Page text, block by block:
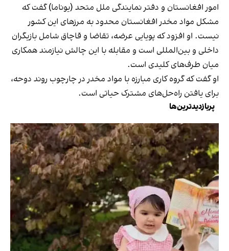
امور افغانستان و دفتر نمایندگی ملل متحد (یوناما) گفت که
مشکل مواد مخدر افغانستان محدود به مرزهای این کشور
نیست. او افزود که پویایی عرضه، تقاضا و قاچاق شامل بازیگران
داخلی و بین‌المللی است و مقابله با این چالش نیازمند همکاری
میان طرف‌های کلیدی است.
او گفت که گروه کاری مبارزه با مواد مخدر در چارچوب روند دوحه،
برای یافتن راه‌حل‌های مشترک حیاتی است.
پربازدیدترین‌ها